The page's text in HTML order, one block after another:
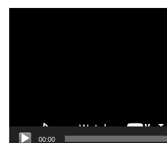
00:00